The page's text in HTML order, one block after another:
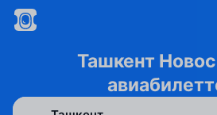
Ташкент